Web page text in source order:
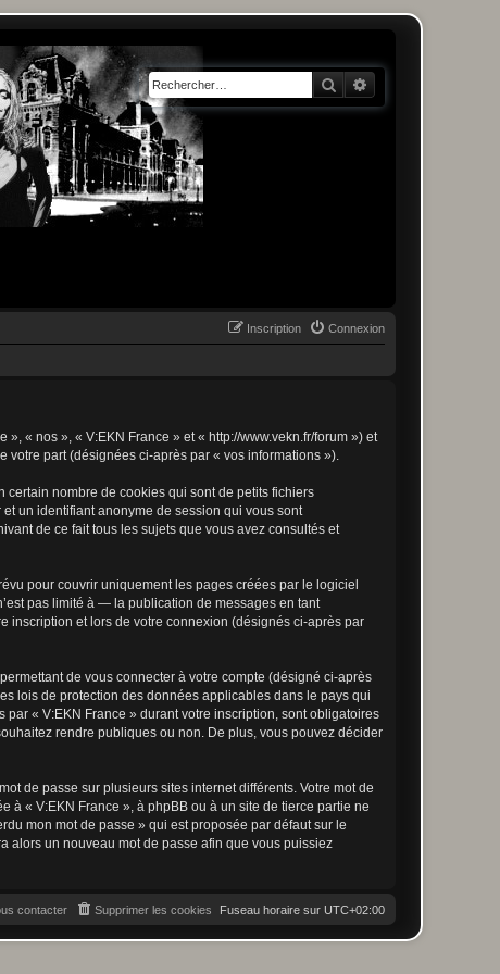
Rechercher
Connexion
Inscription
« nos », « V:EKN France » et « http://www.vekn.fr/forum ») et
votre part (désignées ci-après par « vos informations »).
nombre de cookies qui sont de petits fichiers
un identifiant anonyme de session qui vous sont
de ce fait tous les sujets que vous avez consultés et
pour couvrir uniquement les pages créées par le logiciel
pas limité à — la publication de messages en tant
inscription et lors de votre connexion (désignés ci-après par
de vous connecter à votre compte (désigné ci-après
lois de protection des données applicables dans le pays qui
« V:EKN France » durant votre inscription, sont obligatoires
rendre publiques ou non. De plus, vous pouvez décider
de passe sur plusieurs sites internet différents. Votre mot de
à « V:EKN France », à phpBB ou à un site de tierce partie ne
mon mot de passe » qui est proposée par défaut sur le
alors un nouveau mot de passe afin que vous puissiez
Fuseau horaire sur UTC+02:00
Supprimer les cookies
contacter